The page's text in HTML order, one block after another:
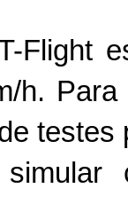
Flight
h.